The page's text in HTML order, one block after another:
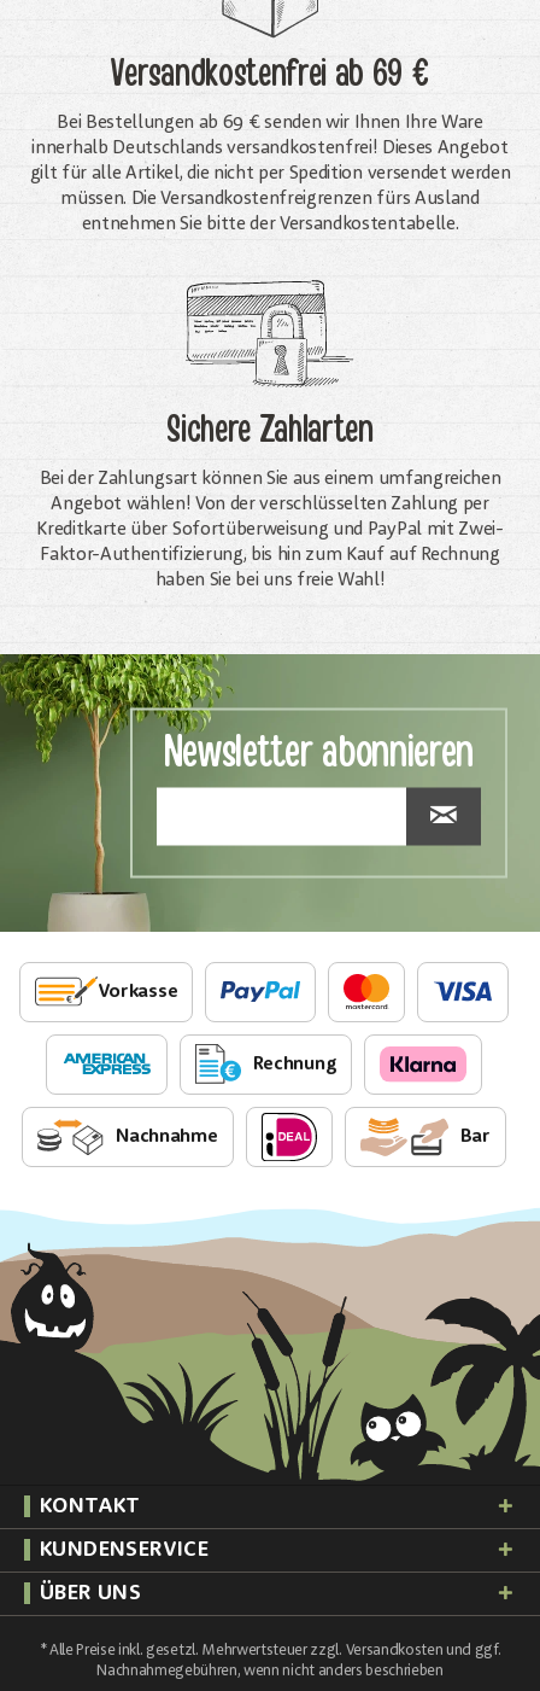
Versandkostenfreiab 69 €
Bei Bestellungen ab 69 € senden wir Ihnen Ihre Ware
innerhalb Deutschlands versandkostenfrei! Dieses Angebot
gilt für alle Artikel, die nicht per Spedition versendet werden
müssen. Die Versandkosten­freigrenzen fürs Ausland
entnehmen Sie bitte der Versandkostentabelle.
Sichere Zahlarten
Bei der Zahlungsart können Sie aus einem umfangreichen
Angebot wählen! Von der verschlüsselten Zahlung per
Kreditkarte über Sofortüberweisung und PayPal mit Zwei-
Faktor-Authentifizierung, bis hin zum Kauf auf Rechnung
haben Sie bei uns freie Wahl!
Newsletter abonnieren
Vorkasse
Rechnung
Nachnahme Bar
KONTAKT
KUNDENSERVICE
ÜBER UNS
* Alle Preise inkl. gesetzl. Mehrwertsteuer zzgl. Versandkosten und ggf.
Nachnahmegebühren, wenn nicht anders beschrieben